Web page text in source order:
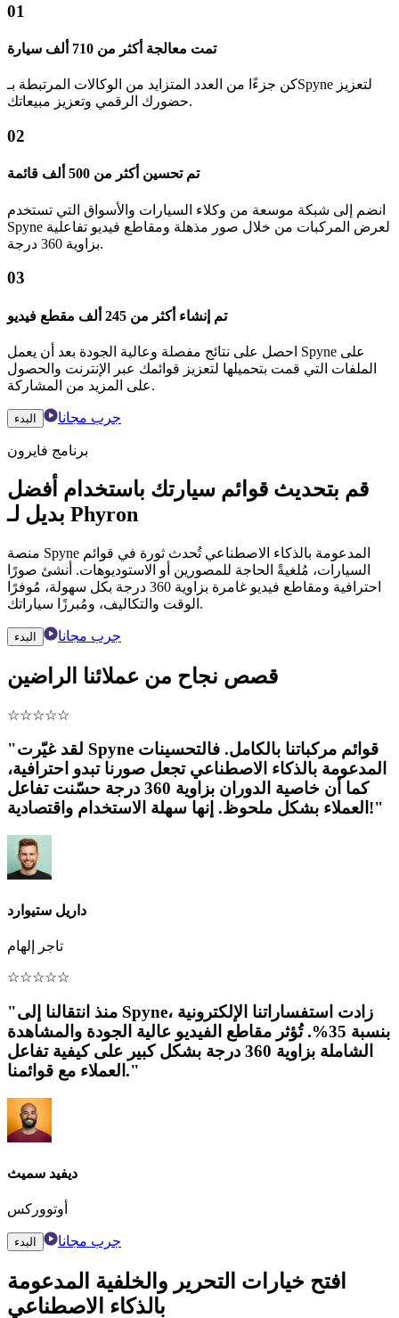
01
تمت معالجة أكثر من 710 ألف سيارة
كن جزءًا من العدد المتزايد من الوكالات المرتبطة بـSpyne لتعزيز
حضورك الرقمي وتعزيز مبيعاتك.
02
تم تحسين أكثر من 500 ألف قائمة
انضم إلى شبكة موسعة من وكلاء السيارات والأسواق التي تستخدم
Spyne لعرض المركبات من خلال صور مذهلة ومقاطع فيديو تفاعلية
بزاوية 360 درجة.
03
تم إنشاء أكثر من 245 ألف مقطع فيديو
احصل على نتائج مفصلة وعالية الجودة بعد أن يعمل Spyne على
الملفات التي قمت بتحميلها لتعزيز قوائمك عبر الإنترنت والحصول
على المزيد من المشاركة.
البدء جرب مجانا
برنامج فايرون
قم بتحديث قوائم سيارتك باستخدام أفضل
بديل لـ Phyron
منصة Spyne المدعومة بالذكاء الاصطناعي تُحدث ثورة في قوائم
السيارات، مُلغيةً الحاجة للمصورين أو الاستوديوهات. أنشئ صورًا
احترافية ومقاطع فيديو غامرة بزاوية 360 درجة بكل سهولة، مُوفرًا
الوقت والتكاليف، ومُبرزًا سياراتك.
البدء جرب مجانا
قصص نجاح من عملائنا الراضين
☆☆☆☆☆
"لقد غيّرت Spyne قوائم مركباتنا بالكامل. فالتحسينات
المدعومة بالذكاء الاصطناعي تجعل صورنا تبدو احترافية،
كما أن خاصية الدوران بزاوية 360 درجة حسّنت تفاعل
العملاء بشكل ملحوظ. إنها سهلة الاستخدام واقتصادية!"
داريل ستيوارد
تاجر إلهام
☆☆☆☆☆
"منذ انتقالنا إلى Spyne، زادت استفساراتنا الإلكترونية
بنسبة 35%. تُؤثر مقاطع الفيديو عالية الجودة والمشاهدة
الشاملة بزاوية 360 درجة بشكل كبير على كيفية تفاعل
العملاء مع قوائمنا."
ديفيد سميث
أوتووركس
البدء جرب مجانا
افتح خيارات التحرير والخلفية المدعومة
بالذكاء الاصطناعي